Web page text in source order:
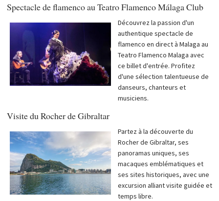
Spectacle de flamenco au Teatro Flamenco Málaga Club
Découvrez la passion d'un
authentique spectacle de
flamenco en direct à Malaga au
Teatro Flamenco Malaga avec
ce billet d'entrée. Profitez
d'une sélection talentueuse de
danseurs, chanteurs et
musiciens.
Visite du Rocher de Gibraltar
Partez à la découverte du
Rocher de Gibraltar, ses
panoramas uniques, ses
macaques emblématiques et
ses sites historiques, avec une
excursion alliant visite guidée et
temps libre.